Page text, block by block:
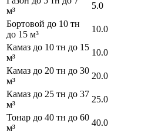
м³
5.0
Бортовой до 10 тн
до 15 м³
10.0
Камаз до 10 тн до 15
м³
10.0
Камаз до 20 тн до 30
м³
20.0
Камаз до 25 тн до 37
м³
25.0
Тонар до 40 тн до 60
м³
40.0